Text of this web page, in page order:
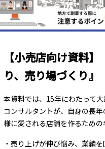
【小売店向け資料
り、売り場づくり』
本資料では、15年にわたって
コンサルタントが、自身の長
様に愛される店舗を作るための
・売り上げが伸び悩み、業績